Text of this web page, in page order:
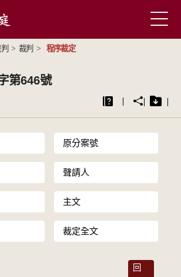
> 裁判 > 程序裁定
第646號
原分案號
聲請人
主文
裁定全文
回